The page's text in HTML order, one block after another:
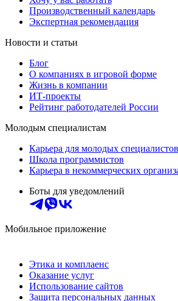
Производственный календарь
Экспертная рекомендация
Новости и статьи
Блог
О компаниях в игровой форме
Жизнь в компании
ИТ-проекты
Рейтинг работодателей России
Молодым специалистам
Карьера для молодых специалистов
Школа программистов
Карьера в некоммерческих
Боты для уведомлений
Мобильное приложение
Этика и комплаенс
Оказание услуг
Использование сайтов
Защита персональных данных